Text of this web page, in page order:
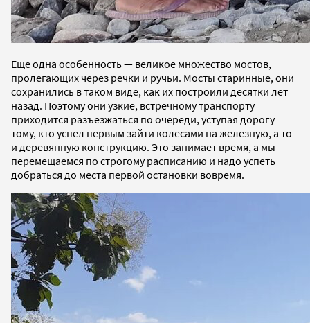
Еще одна особенность — великое множество мостов,
пролегающих через речки и ручьи. Мосты старинные, они
сохранились в таком виде, как их построили десятки лет
назад. Поэтому они узкие, встречному транспорту
приходится разъезжаться по очереди, уступая дорогу
тому, кто успел первым зайти колесами на железную, а то
и деревянную конструкцию. Это занимает время, а мы
перемещаемся по строгому расписанию и надо успеть
добраться до места первой остановки вовремя.